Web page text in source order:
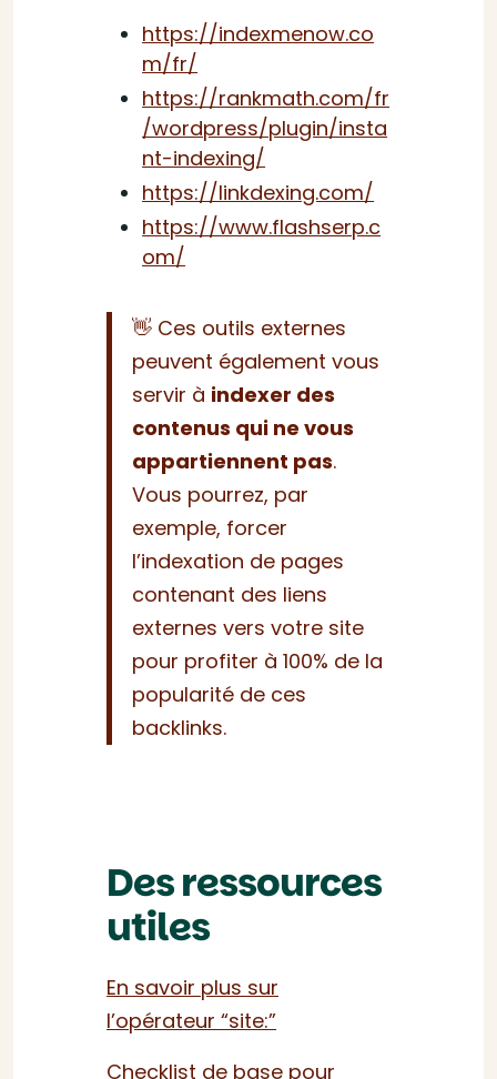
https://indexmenow.co
m/fr/
https://rankmath.com/fr
/wordpress/plugin/insta
nt-indexing/
https://linkdexing.com/
https://www.flashserp.c
om/
👋 Ces outils externes
peuvent également vous
servir à indexer des
contenus qui ne vous
appartiennent pas.
Vous pourrez, par
exemple, forcer
l’indexation de pages
contenant des liens
externes vers votre site
pour profiter à 100% de la
popularité de ces
backlinks.
Des ressources
utiles
En savoir plus sur
l’opérateur “site:”
Checklist de base pour